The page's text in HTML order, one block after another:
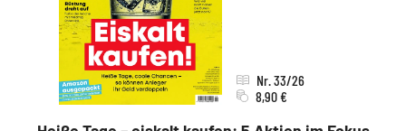
Nr. 33/26
8,90 €